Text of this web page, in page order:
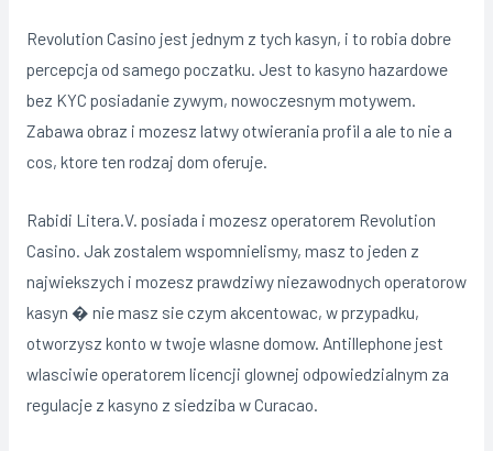
Revolution Casino jest jednym z tych kasyn, i to robia dobre
percepcja od samego poczatku. Jest to kasyno hazardowe
bez KYC posiadanie zywym, nowoczesnym motywem.
Zabawa obraz i mozesz latwy otwierania profil a ale to nie a
cos, ktore ten rodzaj dom oferuje.
Rabidi Litera.V. posiada i mozesz operatorem Revolution
Casino. Jak zostalem wspomnielismy, masz to jeden z
najwiekszych i mozesz prawdziwy niezawodnych operatorow
kasyn � nie masz sie czym akcentowac, w przypadku,
otworzysz konto w twoje wlasne domow. Antillephone jest
wlasciwie operatorem licencji glownej odpowiedzialnym za
regulacje z kasyno z siedziba w Curacao.